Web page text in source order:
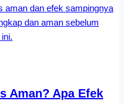
Aman? Apa Efek